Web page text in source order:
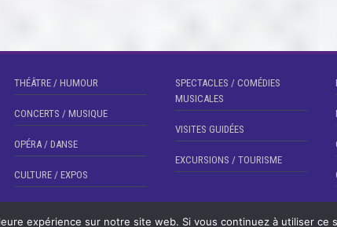
THÉÂTRE / HUMOUR
CONCERTS / MUSIQUE
OPÉRA / DANSE
CULTURE / EXPOS
SPECTACLES / COMÉDIES
MUSICALES
VISITES GUIDÉES
EXCURSIONS / TOURISME
expérience sur notre site web. Si vous continuez à utiliser ce